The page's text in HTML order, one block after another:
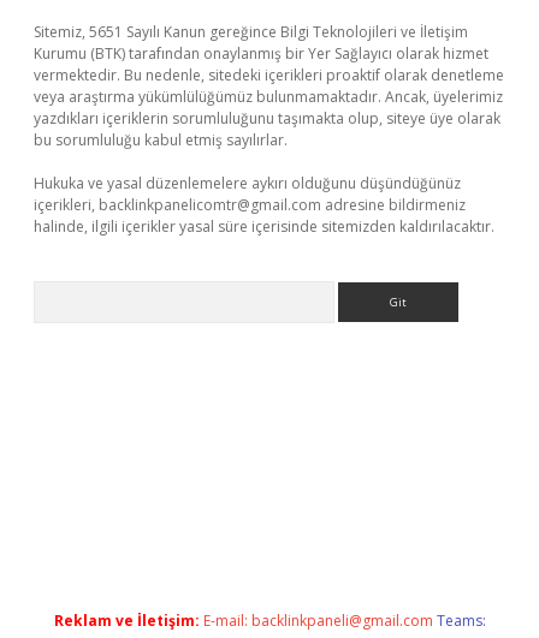
Sitemiz, 5651 Sayılı Kanun gereğince Bilgi Teknolojileri ve İletişim
Kurumu (BTK) tarafından onaylanmış bir Yer Sağlayıcı olarak hizmet
vermektedir. Bu nedenle, sitedeki içerikleri proaktif olarak denetleme
veya araştırma yükümlülüğümüz bulunmamaktadır. Ancak, üyelerimiz
yazdıkları içeriklerin sorumluluğunu taşımakta olup, siteye üye olarak
bu sorumluluğu kabul etmiş sayılırlar.
Hukuka ve yasal düzenlemelere aykırı olduğunu düşündüğünüz
içerikleri, backlinkpanelicomtr@gmail.com adresine bildirmeniz
halinde, ilgili içerikler yasal süre içerisinde sitemizden kaldırılacaktır.
Reklam ve İletişim: E-mail: backlinkpaneli@gmail.com Teams: